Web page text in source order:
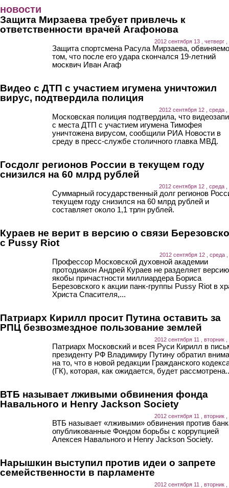
новости
Защита Мирзаева требует привлечь к
ответственности врачей Агафонова
2012 сентября 13 , четверг ,
Защита спортсмена Расула Мирзаева,
том, что после его удара скончался 19-летний
москвич Иван Агаф
Видео с ДТП с участием игумена уничтожил
вирус, подтвердила полиция
2012 сентября 12 , среда ,
Московская полиция подтвердила, что
с места ДТП с участием игумена Тимофея
уничтожена вирусом, сообщили РИА Новости в
среду в пресс-службе столичного главка МВД.
Госдолг регионов России в текущем году
снизился на 60 млрд рублей
2012 сентября 12 , среда ,
Суммарный государственный долг регионов
текущем году снизился на 60 млрд рублей и
составляет около 1,1 трлн рублей.
Кураев не верит в версию о связи
с Pussy Riot
2012 сентября 12 , среда ,
Профессор Московской духовной академии
протодиакон Андрей Кураев не разделяет
якобы причастности миллиардера Бориса
Березовского к акции панк-группы Pussy Riot в
Христа Спасителя,...
Патриарх Кирилл просит Путина оставить за
РПЦ безвозмездное пользование землей
2012 сентября 11 , вторник ,
Патриарх Московский и всея Руси Кирилл в
президенту РФ Владимиру Путину обратил
на то, что в новой редакции Гражданского
(ГК), которая, как ожидается, будет
ВТБ называет лживыми обвинения фонда
Навального и Henry Jackson Society
2012 сентября 11 , вторник ,
ВТБ называет «лживыми» обвинения против
опубликованные Фондом борьбы с коррупцией
Алексея Навального и Henry Jackson Society.
Нарышкин выступил против идеи о запрете
семейственности в парламенте
2012 сентября 11 , вторник ,